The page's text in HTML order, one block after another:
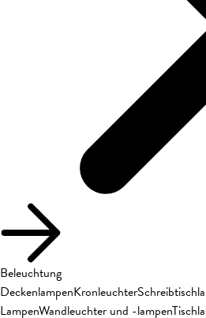
Beleuchtung
DeckenlampenKronleuchter
LampenWandleuchter und -lampen